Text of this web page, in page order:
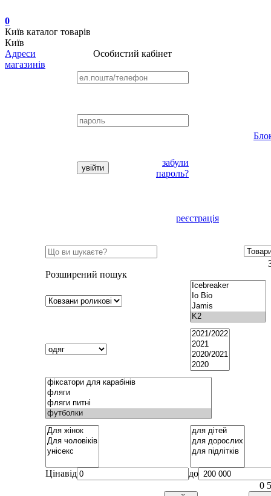
0
Київ каталог товарів
Київ
Адреси
магазинів
Особистий кабінет
забули
пароль?
реєстрація
Розширений пошук
Цінавід
до
0